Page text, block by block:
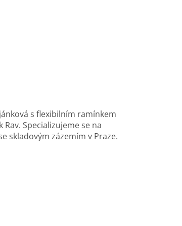
s flexibilním ramínkem
Specializujeme se na
skladovým zázemím v Praze.